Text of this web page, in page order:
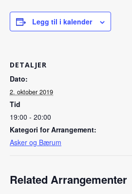
Legg til i kalender
DETALJER
Dato:
2. oktober 2019
Tid
19:00 - 20:00
Kategori for Arrangement:
Asker og Bærum
Related Arrangementer